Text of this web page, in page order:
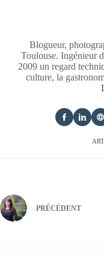
Blogueur,
Toulouse. Ingénieur
2009 un regard
culture, la
PRÉCÉDENT